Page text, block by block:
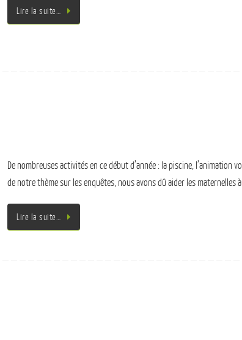
Lire la suite…
De nombreuses activités en ce début d’année : la piscine, l’animation
de notre thème sur les enquêtes, nous avons dû aider les maternelles
Lire la suite…